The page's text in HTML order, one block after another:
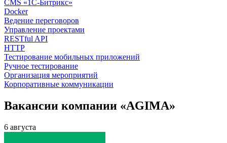
CMS «1С-Битрикс»
Docker
Ведение переговоров
Управление проектами
RESTful API
HTTP
Тестирование мобильных приложений
Ручное тестирование
Организация мероприятий
Корпоративные коммуникации
Вакансии компании «AGIMA»
6 августа